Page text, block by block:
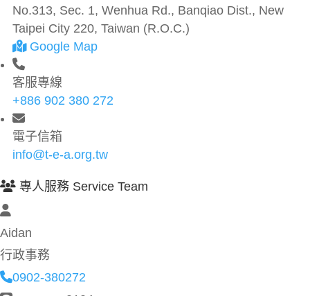
No.313, Sec. 1, Wenhua Rd., Banqiao Dist., New
Taipei City 220, Taiwan (R.O.C.)
Google Map
客服專線
+886 902 380 272
電子信箱
info@t-e-a.org.tw
專人服務 Service Team
Aidan
行政事務
0902-380272